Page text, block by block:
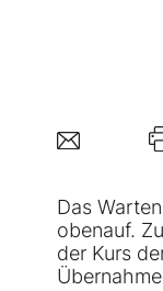
Das
obenauf.
der Kurs